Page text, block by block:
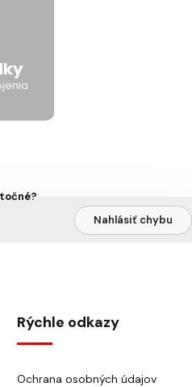
Nahlásiť chybu
Rýchle odkazy
Ochrana osobných údajov